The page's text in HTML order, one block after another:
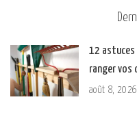
12 astuces
ranger vos
août 8, 2026